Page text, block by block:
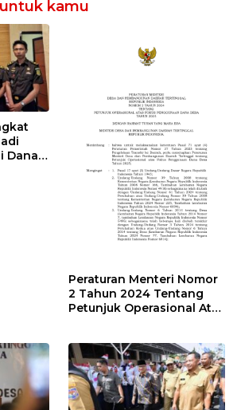
kamu
Dana
Peraturan Menteri Nomor
2 Tahun 2024 Tentang
Petunjuk Operasional Atas